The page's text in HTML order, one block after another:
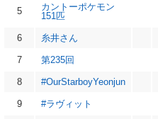
5
カントーポケモン
151匹
6 糸井さん
7 第235回
8 #OurStarboyYeonjun
9 #ラヴィット